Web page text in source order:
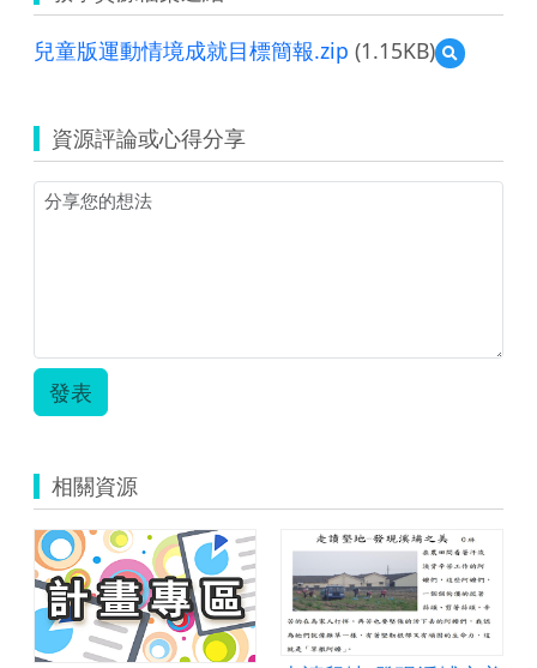
兒童版運動情境成就目標簡報.zip (1.15KB)
預
覽
運
動
資源評論或心得分享
發表
相關資源